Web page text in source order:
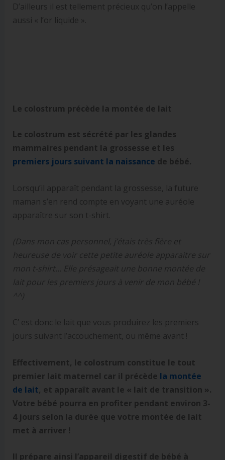
D’ailleurs il est tellement précieux qu’on l’appelle
aussi « l’or liquide ».
Le colostrum précède la montée de lait
Le colostrum est sécrété par les glandes
mammaires pendant la grossesse et les
premiers jours suivant la naissance de bébé.
Lorsqu’il apparaît pendant la grossesse, la future
maman s’en rend compte en voyant une auréole
apparaître sur son t-shirt.
(Dans mon cas personnel, j’étais très fière et
heureuse de voir cette petite auréole apparaitre sur
mon t-shirt… Elle présageait une bonne montée de
lait pour les premiers jours à venir de mon bébé !
^^)
C’ est donc le lait que vous produirez les premiers
jours suivant l’accouchement, ou même avant !
Effectivement, le colostrum constitue le tout
premier lait maternel car il précède la montée
de lait, et apparaît avant le « lait de transition ».
Votre bébé pourra en profiter pendant environ 3-
4 jours selon la durée que votre montée de lait
met à arriver !
Il prépare ainsi l’appareil digestif de bébé à